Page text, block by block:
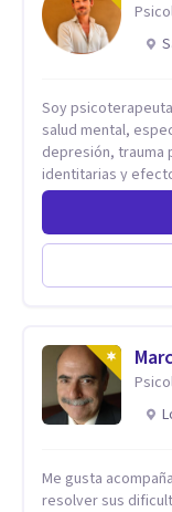
Soy
salud mental,
depresión, trauma
identitarias y
Ofrezco un
profundamente
transformarse en
psicoanálisis,
Psicología Analítica
perspectivas
simbólico con el
proceso
Me gusta
resolver sus dificultades. No creo